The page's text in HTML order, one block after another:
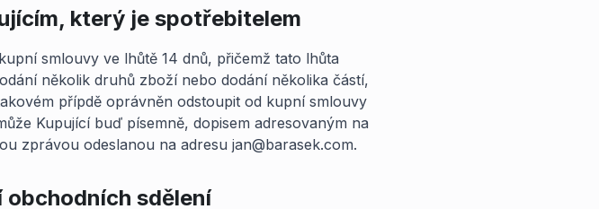
který je spotřebitelem
smlouvy ve lhůtě 14 dnů, přičemž tato lhůta
několik druhů zboží nebo dodání několika částí,
přípdě oprávněn odstoupit od kupní smlouvy
Kupující buď písemně, dopisem adresovaným na
zprávou odeslanou na adresu jan@barasek.com.
obchodních sdělení